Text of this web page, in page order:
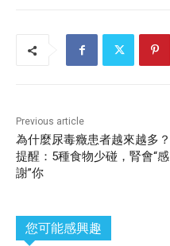
Previous article
為什麼尿毒癥患者越來越多？
提醒：5種食物少碰，腎會“感
謝”你
您可能感興趣